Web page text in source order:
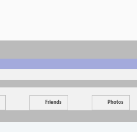
Friends Photos